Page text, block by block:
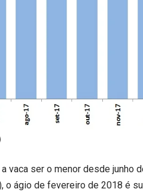
vaca ser o menor desde junho
o ágio de fevereiro de 2018 é